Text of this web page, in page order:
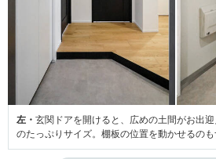
左・ 玄関ドアを開けると、広めの土間がお出迎
のたっぷりサイズ。棚板の位置を動かせるのも